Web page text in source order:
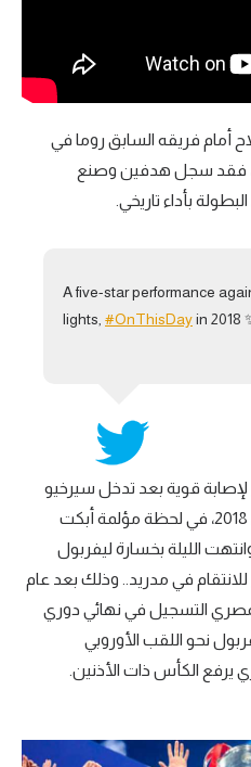
أمام فريقه السابق روما في
نهائي دوري الأبطال 2018، فقد سجل هدفين وصنع
بأداء تاريخي.
A five-star performance
lights, #OnThisDayin 2018
لإصابة قوية بعد تدخل سيرخيو
راموس في نهائي دوري الأبطال 2018، في لحظة مؤلمة أبكت
الليلة بخسارة ليفربول
في مدريد.. وذلك بعد عام
التسجيل في نهائي دوري
ليفربول نحو اللقب الأوروبي
الكأس ذات الأذنين.